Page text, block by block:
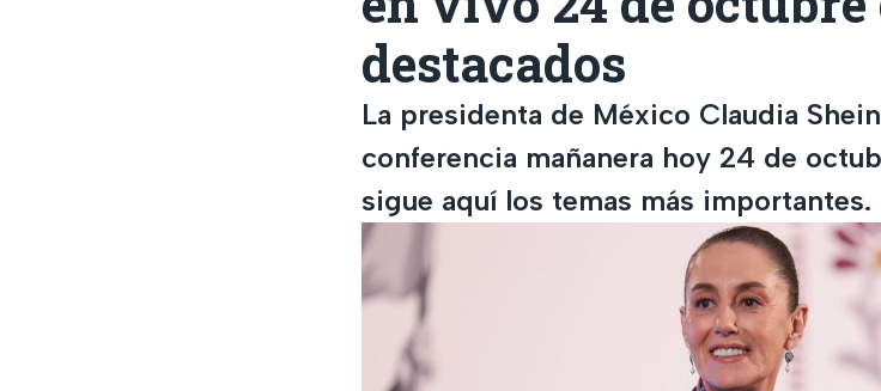
destacados
La presidenta de México Claudia
conferencia mañanera hoy 24 de
sigue aquí los temas más importantes.